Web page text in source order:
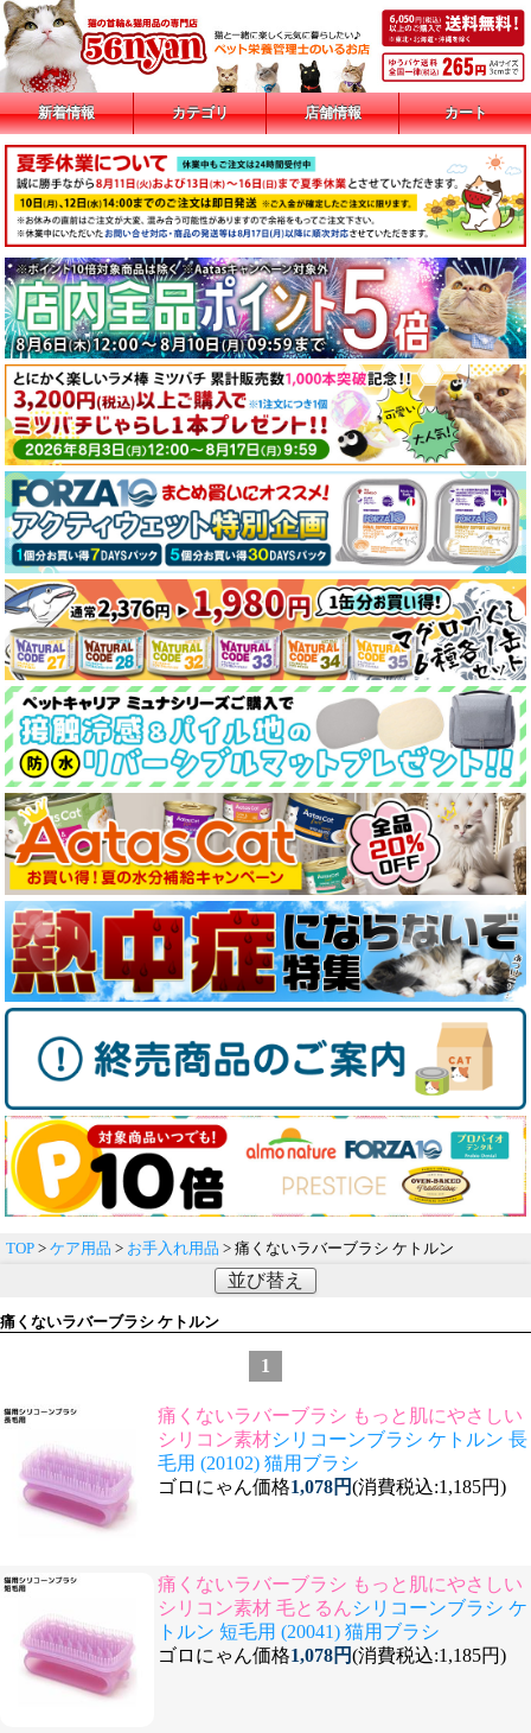
新着情報 カテゴリ 店舗情報 カート
TOP > ケア用品 > お手入れ用品 > 痛くないラバーブラシ ケトルン
並び替え
痛くないラバーブラシ ケトルン
1
痛くないラバーブラシ もっと肌にやさしい
シリコン素材シリコーンブラシ ケトルン 長
毛用 (20102) 猫用ブラシ
ゴロにゃん価格1,078円(消費税込:1,185円)
痛くないラバーブラシ もっと肌にやさしい
シリコン素材 毛とるんシリコーンブラシ ケ
トルン 短毛用 (20041) 猫用ブラシ
ゴロにゃん価格1,078円(消費税込:1,185円)